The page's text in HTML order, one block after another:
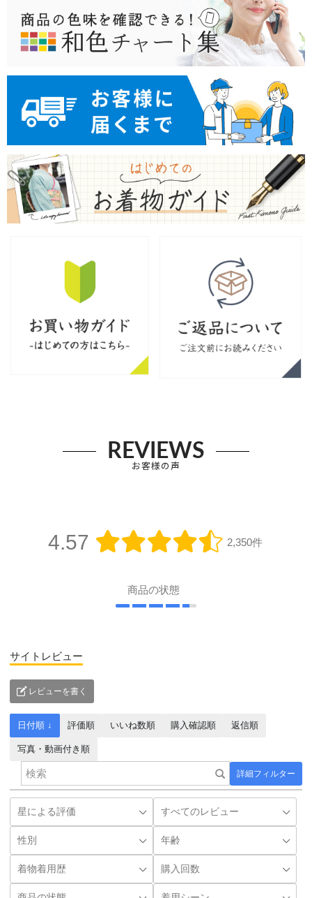
REVIEWS
お客様の声
4.57 2,350件
商品の状態
サイトレビュー
レビューを書く
詳細フィルター
日付順 ↓ 評価順 いいね数順 購入確認順 返信順
写真・動画付き順